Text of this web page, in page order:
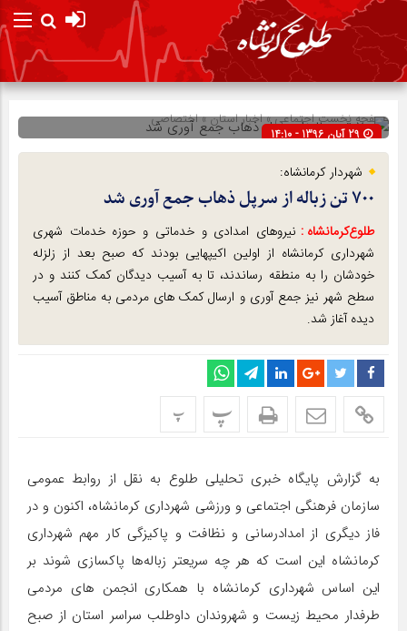
صفحه نخستاجتماعی»اخبار استان»اختصاصی
29 آبان 1396 - 14:10
شناسه : 2105
شهردار کرمانشاه:
۷۰۰ تن زباله از سرپل ذهاب جمع آوری شد
طلوع‌‌کرمانشاه : نیروهای امدادی و خدماتی و حوزه خدمات شهری
شهرداری کرمانشاه از اولین اکیپهایی بودند که صبح بعد از زلزله
خودشان را به منطقه رساندند، تا به آسیب دیدگان کمک کنند و در
سطح شهر نیز جمع آوری و ارسال کمک های مردمی به مناطق آسیب
دیده آغاز شد.
پ پ
به گزارش پایگاه خبری تحلیلی طلوع به نقل از روابط عمومی
سازمان فرهنگی اجتماعی و ورزشی شهرداری کرمانشاه، اکنون و در
فاز دیگری از امدادرسانی و نظافت و پاکیزگی کار مهم شهرداری
کرمانشاه این است که هر چه سریعتر زباله‌ها پاکسازی شوند بر
این اساس شهرداری کرمانشاه با همکاری انجمن های مردمی
طرفدار محیط زیست و شهروندان داوطلب سراسر استان از صبح